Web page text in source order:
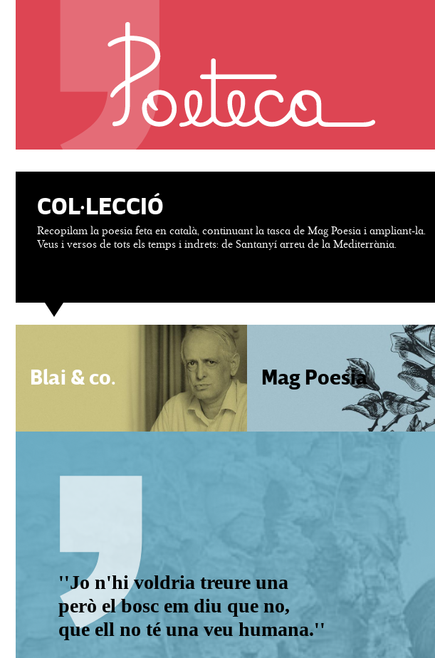
COL·LECCIÓ
Recopilam la poesia feta en català, continuant la tasca de Mag Poesia i ampliant-la.
Veus i versos de tots els temps i indrets: de Santanyí arreu de la Mediterrània.
Blai & co. Mag Poesia
''Jo n'hi voldria treure una
però el bosc em diu que no,
que ell no té una veu humana.''